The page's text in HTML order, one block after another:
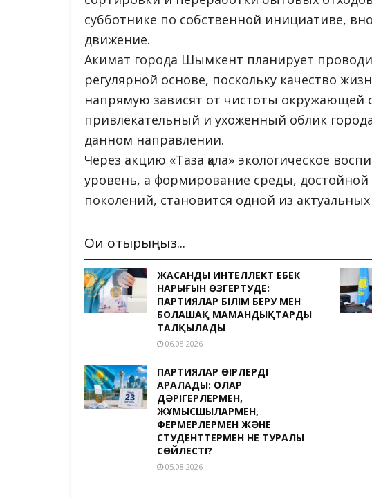
субботнике по собственной инициативе,
движение.
Акимат города Шымкент планирует
регулярной основе, поскольку качество
напрямую зависят от чистоты окружающей
привлекательный и ухоженный облик
данном направлении.
Через акцию «Таза қала» экологическое
уровень, а формирование среды,
поколений, становится одной из
Оқи отырыңыз...
ЖАСАНДЫ ИНТЕЛЛЕКТ ЕҢБЕК
НАРЫҒЫН ӨЗГЕРТУДЕ:
ПАРТИЯЛАР БІЛІМ БЕРУ МЕН
БОЛАШАҚ МАМАНДЫҚТАРДЫ
ТАЛҚЫЛАДЫ
06.08.2026
ПАРТИЯЛАР ӨҢІРЛЕРДІ
АРАЛАДЫ: ОЛАР
ДӘРІГЕРЛЕРМЕН,
ЖҰМЫСШЫЛАРМЕН,
ФЕРМЕРЛЕРМЕН ЖӘНЕ
СТУДЕНТТЕРМЕН НЕ ТУРАЛЫ
СӨЙЛЕСТІ?
05.08.2026